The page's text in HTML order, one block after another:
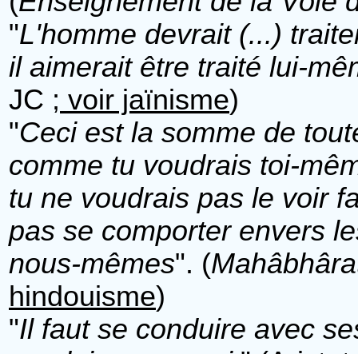
"L'homme devrait (...)
il aimerait être traité lui-
JC ; voir jaïnisme)
"Ceci est la somme de
comme tu voudrais toi-
tu ne voudrais pas le voir
pas se comporter envers
nous-mêmes". (
hindouisme)
"Il faut se conduire avec